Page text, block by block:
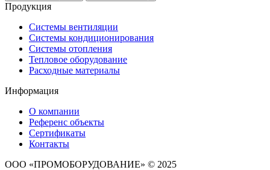
Продукция
Системы вентиляции
Системы кондиционирования
Системы отопления
Тепловое оборудование
Расходные материалы
Информация
О компании
Референс объекты
Сертификаты
Контакты
ООО «ПРОМОБОРУДОВАНИЕ» © 2025